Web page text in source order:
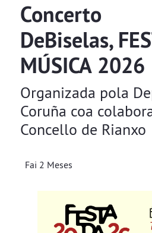
Concerto
DeBiselas,
MÚSICA 2026
Organizada pola
Coruña coa
Concello de Rianxo
Fai 2 Meses